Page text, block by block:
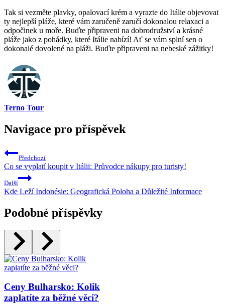
Tak si vezměte plavky, opalovací krém a vyrazte do Itálie objevovat
ty nejlepší pláže, které vám zaručeně zaručí dokonalou relaxaci a
odpočinek u moře. Buďte připraveni na dobrodružství a krásné
pláže jako z pohádky, které Itálie nabízí! Ať se vám splní sen o
dokonalé dovolené na pláži. Buďte připraveni na nebeské zážitky!
Terno Tour
Navigace pro příspěvek
Předchozí
Co se vyplatí koupit v Itálii: Průvodce nákupy pro turisty!
Další
Kde Leží Indonésie: Geografická Poloha a Důležité Informace
Podobné příspěvky
Ceny Bulharsko: Kolik
zaplatíte za běžné věci?